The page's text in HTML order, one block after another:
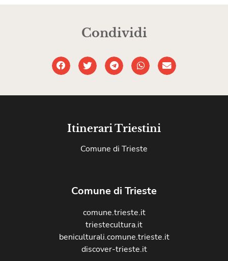
Condividi
Itinerari Triestini
Comune di Trieste
Comune di Trieste
comune.trieste.it
triestecultura.it
beniculturali.comune.trieste.it
discover-trieste.it